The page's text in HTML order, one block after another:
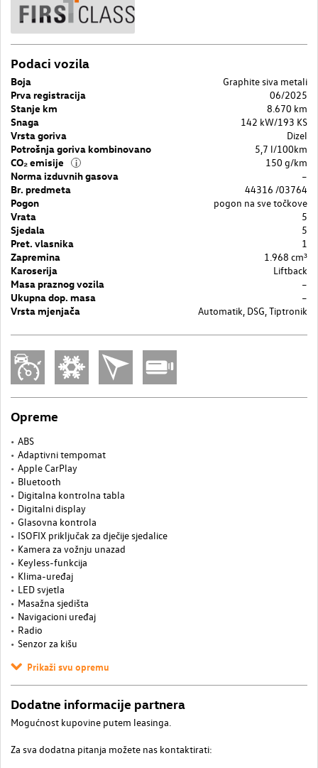
Podaci vozila
Boja
Graphite siva metali
Prva registracija
06/2025
Stanje km
8.670 km
Snaga
142 kW/193 KS
Vrsta goriva
Dizel
Potrošnja goriva kombinovano
5,7 l/100km
CO₂ emisije
i
150 g/km
Norma izduvnih gasova
–
Br. predmeta
44316 /03764
Pogon
pogon na sve točkove
Vrata
5
Sjedala
5
Pret. vlasnika
1
Zapremina
1.968 cm³
Karoserija
Liftback
Masa praznog vozila
–
Ukupna dop. masa
–
Vrsta mjenjača
Automatik, DSG, Tiptronik
Opreme
ABS
Adaptivni tempomat
Apple CarPlay
Bluetooth
Digitalna kontrolna tabla
Digitalni display
Glasovna kontrola
ISOFIX priključak za dječije sjedalice
Kamera za vožnju unazad
Keyless-funkcija
Klima-uređaj
LED svjetla
Masažna sjedišta
Navigacioni uređaj
Radio
Senzor za kišu
Prikaži svu opremu
Dodatne informacije partnera
Mogućnost kupovine putem leasinga.
Za sva dodatna pitanja možete nas kontaktirati: